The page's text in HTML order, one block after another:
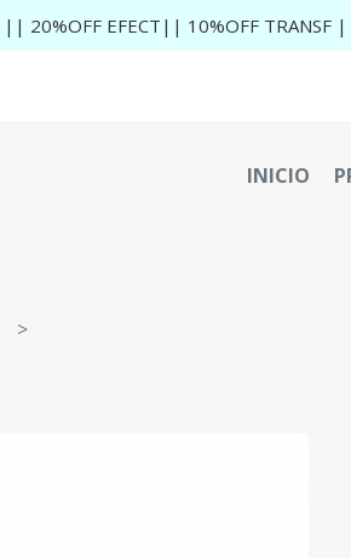
|| 20%OFF EFECT|| 10%OFF TRANSF
INICIO